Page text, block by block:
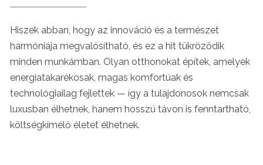
Hiszek abban, hogy az innováció és a természet
harmóniája megvalósítható, és ez a hit tükröződik
minden munkámban. Olyan otthonokat építek, amelyek
energiatakarékosak, magas komfortúak és
technológiailag fejlettek — így a tulajdonosok nemcsak
luxusban élhetnek, hanem hosszú távon is fenntartható,
költségkímélő életet élhetnek.